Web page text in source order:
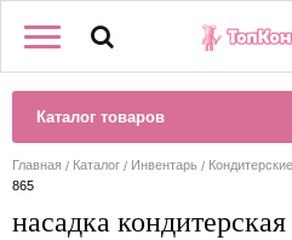
Каталог товаров
Главная Каталог Инвентарь
865
насадка